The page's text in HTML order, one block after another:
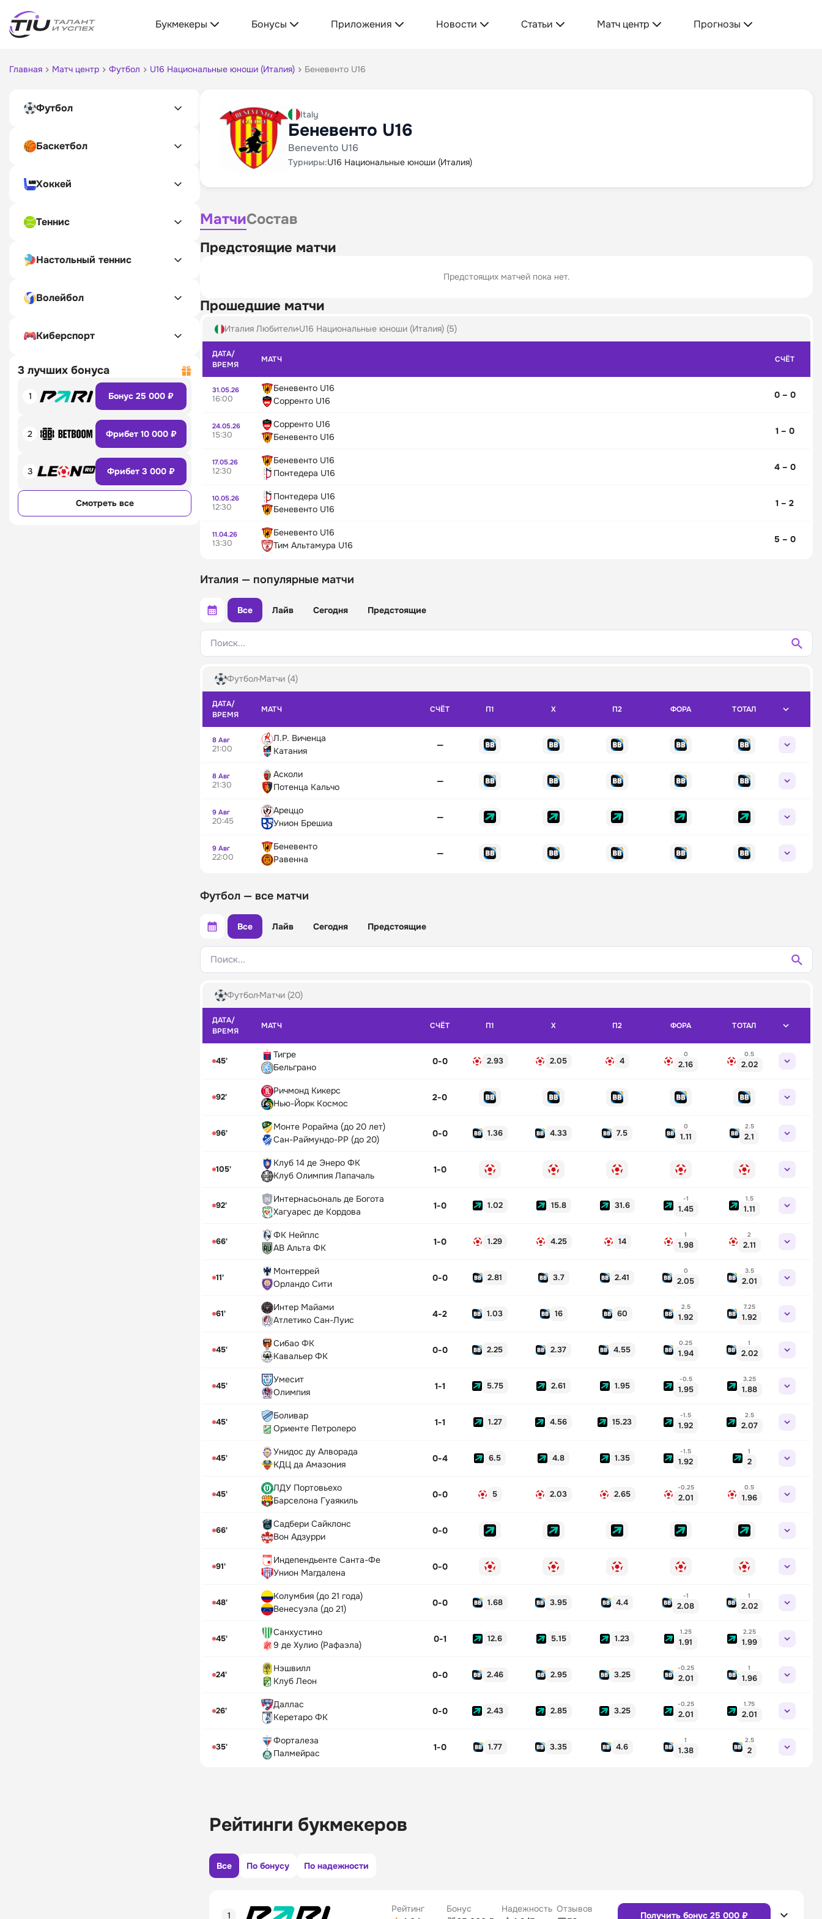
Букмекеры Бонусы Приложения Новости Статьи Матч центр Прогнозы
Главная Матч центр Футбол U16 Национальные юноши (Италия) Беневенто U16
Футбол
Баскетбол
Хоккей
Теннис
Настольный теннис
Волейбол
Киберспорт
3 лучших бонуса
1 Бонус 25 000 ₽
2 Фрибет 10 000 ₽
3 Фрибет 3 000 ₽
Смотреть все
Italy
Беневенто U16
Benevento U16
Турниры:U16 Национальные юноши (Италия)
МатчиСостав
Предстоящие матчи
Предстоящих матчей пока нет.
Прошедшие матчи
Италия ЛюбителиU16 Национальные юноши (Италия) (5)
ДАТА/
ВРЕМЯ
МАТЧ СЧЁТ
31.05.26
16:00
Беневенто U16
Сорренто U16
0 – 0
24.05.26
15:30
Сорренто U16
Беневенто U16
1 – 0
17.05.26
12:30
Беневенто U16
Понтедера U16
4 – 0
10.05.26
12:30
Понтедера U16
Беневенто U16
1 – 2
11.04.26
13:30
Беневенто U16
Тим Альтамура U16
5 – 0
Италия — популярные матчи
Все Лайв Сегодня Предстоящие
Поиск...
Футбол Матчи (4)
ДАТА/
ВРЕМЯ
МАТЧ СЧЁТ П1 X П2 ФОРА ТОТАЛ
8 Авг
21:00
Л.Р. Виченца
Катания
—
8 Авг
21:30
Асколи
Потенца Кальчо
—
9 Авг
20:45
Ареццо
Унион Брешиа
—
9 Авг
22:00
Беневенто
Равенна
—
Футбол — все матчи
Все Лайв Сегодня Предстоящие
Поиск...
Футбол Матчи (20)
ДАТА/
ВРЕМЯ
МАТЧ СЧЁТ П1 X П2 ФОРА ТОТАЛ
45'
Тигре
Бельграно
0-0 2.93 2.05 4
0
2.16
0.5
2.02
92'
Ричмонд Кикерс
Нью-Йорк Космос
2-0
96'
Монте Рорайма (до 20 лет)
Сан-Раймундо-РР (до 20)
0-0 1.36 4.33 7.5
0
1.11
2.5
2.1
105'
Клуб 14 де Энеро ФК
Клуб Олимпия Лапачаль
1-0
92'
Интернасьональ де Богота
Хагуарес де Кордова
1-0 1.02 15.8 31.6
-1
1.45
1.5
1.11
66'
ФК Нейплс
АВ Альта ФК
1-0 1.29 4.25 14
1
1.98
2
2.11
11'
Монтеррей
Орландо Сити
0-0 2.81 3.7 2.41
0
2.05
3.5
2.01
61'
Интер Майами
Атлетико Сан-Луис
4-2 1.03 16 60
2.5
1.92
7.25
1.92
45'
Сибао ФК
Кавальер ФК
0-0 2.25 2.37 4.55
0.25
1.94
1
2.02
45'
Умесит
Олимпия
1-1 5.75 2.61 1.95
-0.5
1.95
3.25
1.88
45'
Боливар
Ориенте Петролеро
1-1 1.27 4.56 15.23
-1.5
1.92
2.5
2.07
45'
Унидос ду Алворада
КДЦ да Амазония
0-4 6.5 4.8 1.35
-1.5
1.92
1
2
45'
ЛДУ Портовьехо
Барселона Гуаякиль
0-0 5 2.03 2.65
-0.25
2.01
0.5
1.96
66'
Садбери Сайклонс
Вон Адзурри
0-0
91'
Индепендьенте Санта-Фе
Унион Магдалена
0-0
48'
Колумбия (до 21 года)
Венесуэла (до 21)
0-0 1.68 3.95 4.4
-1
2.08
1
2.02
45'
Санхустино
9 де Хулио (Рафаэла)
0-1 12.6 5.15 1.23
1.25
1.91
2.25
1.99
24'
Нэшвилл
Клуб Леон
0-0 2.46 2.95 3.25
-0.25
2.01
1
1.96
26'
Даллас
Керетаро ФК
0-0 2.43 2.85 3.25
-0.25
2.01
1.75
2.01
35'
Форталеза
Палмейрас
1-0 1.77 3.35 4.6
1
1.38
2.5
2
Рейтинги букмекеров
Все По бонусу По надежности
Рейтинг
Бонус
Надежность Отзывов
Получить бонус 25 000 ₽